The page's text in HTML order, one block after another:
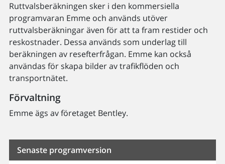
Ruttvalsberäkningen sker i den kommersiella
programvaran Emme och används utöver
ruttvalsberäkningar även för att ta fram restider och
reskostnader. Dessa används som underlag till
beräkningen av resefterfrågan. Emme kan också
användas för skapa bilder av trafikflöden och
transportnätet.
Förvaltning
Emme ägs av företaget Bentley.
Senaste programversion